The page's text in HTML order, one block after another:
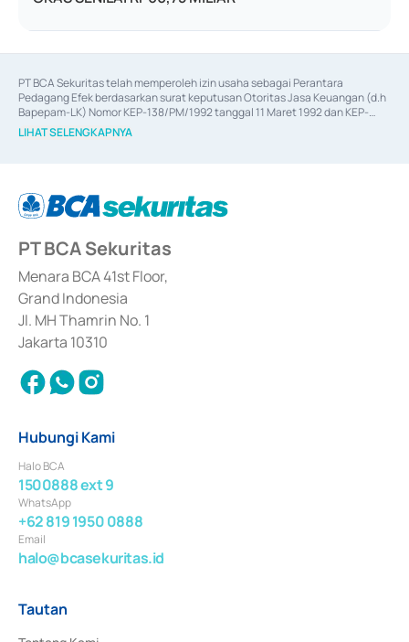
PT BCA Sekuritas telah memperoleh izin usaha sebagai Perantara
Pedagang Efek berdasarkan surat keputusan Otoritas Jasa Keuangan (d.h
Bapepam-LK) Nomor KEP-138/PM/1992 tanggal 11 Maret 1992 dan KEP-
06/D.04/2014 tanggal 28 Februari 2014, izin usaha sebagai Penjamin Emisi
Efek berdasarkan surat keputusan Otoritas Jasa Keuangan Nomor KEP-
berdasarkan surat keputusan Otoritas Jasa Keuangan Nomor S-
67/PM.21/2017 tanggal 3 Februari 2017, dan beberapa izin usaha lainnya
Sertifikat Deposito di Pasar Uang yang izinnya diterbitkan pada tahun 2017
dan izin usaha lainnya dari Bank Indonesia sebagai Lembaga Pendukung
Penerbitan, Transaksi, serta Penatausahaan dan Penyelesaian Transaksi
Surat Berharga Komersial yang izinnya diterbitkan pada tahun 2018.
LIHAT SELENGKAPNYA
PT BCA Sekuritas
Menara BCA 41st Floor,
Grand Indonesia
Jl. MH Thamrin No. 1
Jakarta 10310
Hubungi Kami
Halo BCA
1500888 ext 9
WhatsApp
+62 819 1950 0888
Email
halo@bcasekuritas.id
Tautan